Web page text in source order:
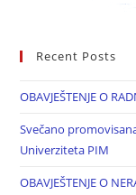
Recent Posts
OBAVJEŠTENJE O
Svečano
Univerziteta PIM
OBAVJEŠTENJE O